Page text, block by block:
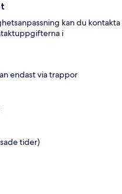
kan du kontakta
i
endast via trappor
tider)